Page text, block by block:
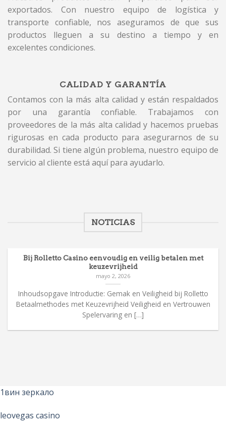
exportados. Con nuestro equipo de logística y
transporte confiable, nos aseguramos de que sus
productos lleguen a su destino a tiempo y en
excelentes condiciones.
CALIDAD Y GARANTÍA
Contamos con la más alta calidad y están respaldados
por una garantía confiable. Trabajamos con
proveedores de la más alta calidad y hacemos pruebas
rigurosas en cada producto para asegurarnos de su
durabilidad. Si tiene algún problema, nuestro equipo de
servicio al cliente está aquí para ayudarlo.
NOTICIAS
Bij Rolletto Casino eenvoudig en veilig betalen met
keuzevrijheid
mayo 2, 2026
Inhoudsopgave Introductie: Gemak en Veiligheid bij Rolletto
Betaalmethodes met Keuzevrijheid Veiligheid en Vertrouwen
Spelervaring en […]
1вин зеркало
leovegas casino